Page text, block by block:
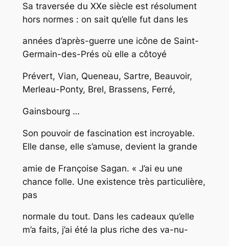
Sa traversée du XXe siècle est résolument
hors normes : on sait qu’elle fut dans les
années d’après-guerre une icône de Saint-
Germain-des-Prés où elle a côtoyé
Prévert, Vian, Queneau, Sartre, Beauvoir,
Merleau-Ponty, Brel, Brassens, Ferré,
Gainsbourg …
Son pouvoir de fascination est incroyable.
Elle danse, elle s’amuse, devient la grande
amie de Françoise Sagan. « J’ai eu une
chance folle. Une existence très particulière,
pas
normale du tout. Dans les cadeaux qu’elle
m’a faits, j’ai été la plus riche des va-nu-